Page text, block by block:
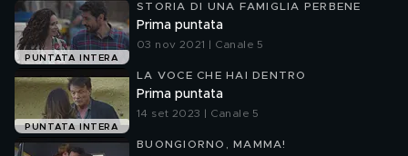
PUNTATA INTERA
STORIA DI UNA FAMIGLIA PERBENE
Prima puntata
03 nov 2021 | Canale 5
PUNTATA INTERA
LA VOCE CHE HAI DENTRO
Prima puntata
14 set 2023 | Canale 5
BUONGIORNO, MAMMA!